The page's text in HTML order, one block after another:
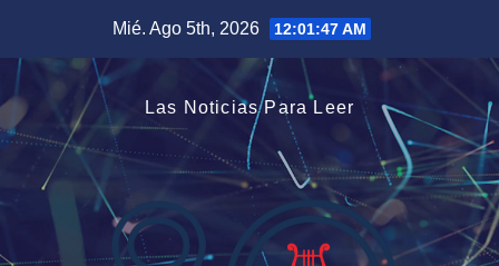
contenido
Mié. Ago 5th, 2026 12:01:48 AM
Las Noticias Para Leer